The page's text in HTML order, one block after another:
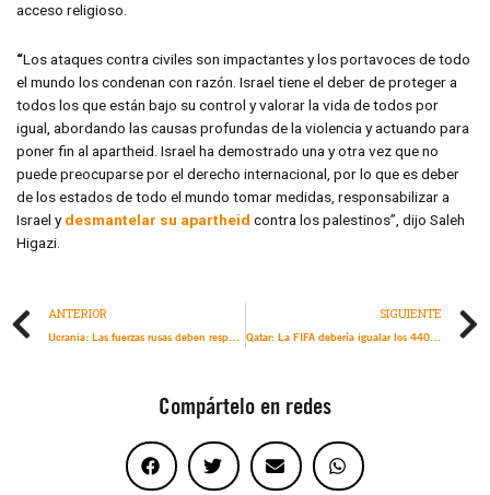
acceso religioso.
“Los ataques contra civiles son impactantes y los portavoces de todo
el mundo los condenan con razón. Israel tiene el deber de proteger a
todos los que están bajo su control y valorar la vida de todos por
igual, abordando las causas profundas de la violencia y actuando para
poner fin al apartheid. Israel ha demostrado una y otra vez que no
puede preocuparse por el derecho internacional, por lo que es deber
de los estados de todo el mundo tomar medidas, responsabilizar a
Israel ydesmantelar su apartheid contra los palestinos”, dijo Saleh
Higazi.
ANTERIOR
Ucrania: Las fuerzas rusas deben responder ante la justicia por crímenes de guerra en la provincia de Kiev: nueva investigación
SIGUIENTE
Qatar: La FIFA debería igualar los 440 millones de dólares de la dotación en premios de la Copa Mundial para financiar un gran programa de indemnización para la población trabajadora migrante objeto de abusos
Compártelo en redes